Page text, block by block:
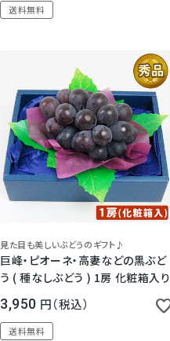
送料無料
見た目も美しいぶどうのギフト♪
巨峰・ピオーネ・高妻などの黒ぶど
う ( 種なしぶどう ) 1房 化粧箱入り
3,950 税込
送料無料